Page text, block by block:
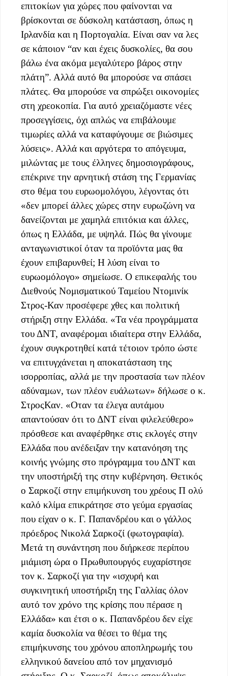
επιτοκίων για χώρες που φαίνονται να
βρίσκονται σε δύσκολη κατάσταση, όπως η
Ιρλανδία και η Πορτογαλία. Είναι σαν να λες
σε κάποιον “αν και έχεις δυσκολίες, θα σου
βάλω ένα ακόμα μεγαλύτερο βάρος στην
πλάτη”. Αλλά αυτό θα μπορούσε να σπάσει
πλάτες. Θα μπορούσε να σπρώξει οικονομίες
στη χρεοκοπία. Για αυτό χρειαζόμαστε νέες
προσεγγίσεις, όχι απλώς να επιβάλουμε
τιμωρίες αλλά να καταφύγουμε σε βιώσιμες
λύσεις». Αλλά και αργότερα το απόγευμα,
μιλώντας με τους έλληνες δημοσιογράφους,
επέκρινε την αρνητική στάση της Γερμανίας
στο θέμα του ευρωομολόγου, λέγοντας ότι
«δεν μπορεί άλλες χώρες στην ευρωζώνη να
δανείζονται με χαμηλά επιτόκια και άλλες,
όπως η Ελλάδα, με υψηλά. Πώς θα γίνουμε
ανταγωνιστικοί όταν τα προϊόντα μας θα
έχουν επιβαρυνθεί; Η λύση είναι το
ευρωομόλογο» σημείωσε. Ο επικεφαλής του
Διεθνούς Νομισματικού Ταμείου Ντομινίκ
Στρος-Καν προσέφερε χθες και πολιτική
στήριξη στην Ελλάδα. «Τα νέα προγράμματα
του ΔΝΤ, αναφέρομαι ιδιαίτερα στην Ελλάδα,
έχουν συγκροτηθεί κατά τέτοιον τρόπο ώστε
να επιτυγχάνεται η αποκατάσταση της
ισορροπίας, αλλά με την προστασία των πλέον
αδύναμων, των πλέον ευάλωτων» δήλωσε ο κ.
ΣτροςΚαν. «Οταν τα έλεγα αυτάμου
απαντούσαν ότι το ΔΝΤ είναι φιλελεύθερο»
πρόσθεσε και αναφέρθηκε στις εκλογές στην
Ελλάδα που ανέδειξαν την κατανόηση της
κοινής γνώμης στο πρόγραμμα του ΔΝΤ και
την υποστήριξή της στην κυβέρνηση. Θετικός
ο Σαρκοζί στην επιμήκυνση του χρέους Π ολύ
καλό κλίμα επικράτησε στο γεύμα εργασίας
που είχαν ο κ. Γ. Παπανδρέου και ο γάλλος
πρόεδρος Νικολά Σαρκοζί (φωτογραφία).
Μετά τη συνάντηση που διήρκεσε περίπου
μιάμιση ώρα ο Πρωθυπουργός ευχαρίστησε
τον κ. Σαρκοζί για την «ισχυρή και
συγκινητική υποστήριξη της Γαλλίας όλον
αυτό τον χρόνο της κρίσης που πέρασε η
Ελλάδα» και έτσι ο κ. Παπανδρέου δεν είχε
καμία δυσκολία να θέσει το θέμα της
επιμήκυνσης του χρόνου αποπληρωμής του
ελληνικού δανείου από τον μηχανισμό